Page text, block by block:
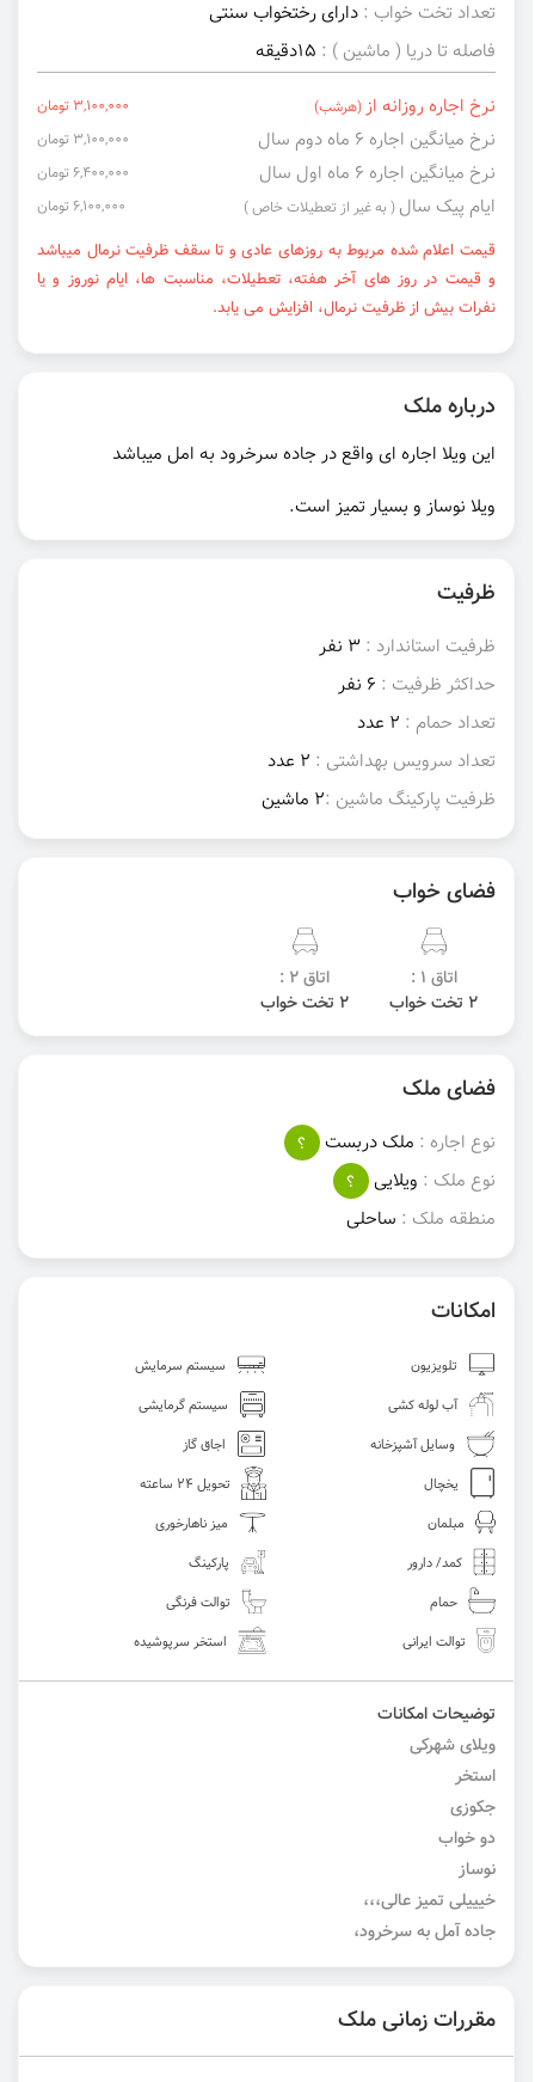
تعداد تخت خواب : دارای رختخواب سنتی
فاصله تا دریا ( ماشین ) : 15دقیقه
نرخ اجاره روزانه از (هرشب) 3,100,000 تومان
نرخ میانگین اجاره ۶ ماه دوم سال 3,100,000 تومان
نرخ میانگین اجاره ۶ ماه اول سال 6,400,000 تومان
ایام پیک سال ( به غیر از تعطیلات خاص ) 6,100,000 تومان
قیمت اعلام شده مربوط به روزهای عادی و تا سقف ظرفیت نرمال میباشد
و قیمت در روز های آخر هفته، تعطیلات، مناسبت ها، ایام نوروز و یا
نفرات بیش از ظرفیت نرمال، افزایش می یابد.
درباره ملک
این ویلا اجاره ای واقع در جاده سرخرود به امل میباشد
ویلا نوساز و بسیار تمیز است.
ظرفیت
ظرفیت استاندارد : 3 نفر
حداکثر ظرفیت : 6 نفر
تعداد حمام : 2 عدد
تعداد سرویس بهداشتی : 2 عدد
ظرفیت پارکینگ ماشین :2 ماشین
فضای خواب
اتاق 1 :
2 تخت خواب
اتاق 2 :
2 تخت خواب
فضای ملک
نوع اجاره : ملک دربست
؟
نوع ملک : ویلایی
؟
منطقه ملک : ساحلی
امکانات
تلویزیون
سیستم سرمایش
آب لوله کشی
سیستم گرمایشی
وسایل آشپزخانه
اجاق گاز
یخچال
تحویل 24 ساعته
مبلمان
میز ناهارخوری
کمد/ دارور
پارکینگ
حمام
توالت فرنگی
توالت ایرانی
استخر سرپوشیده
توضیحات امکانات
ویلای شهرکی
استخر
جکوزی
دو خواب
نوساز
خیییلی تمیز عالی،،،
جاده آمل به سرخرود،
مقررات زمانی ملک